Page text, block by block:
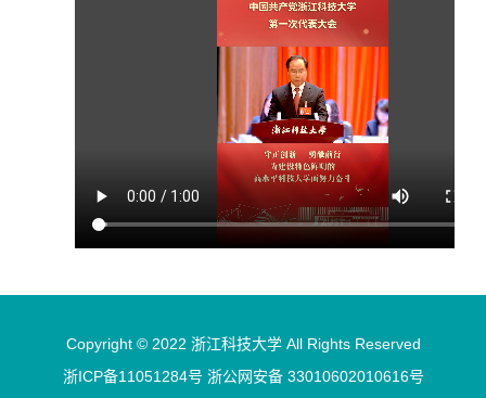
Copyright © 2022 浙江科技大学 All Rights Reserved
浙ICP备11051284号 浙公网安备 33010602010616号